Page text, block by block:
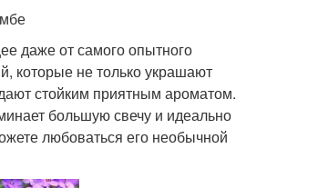
даже от самого опытного
которые не только украшают
стойким приятным ароматом.
большую свечу и идеально
любоваться его необычной